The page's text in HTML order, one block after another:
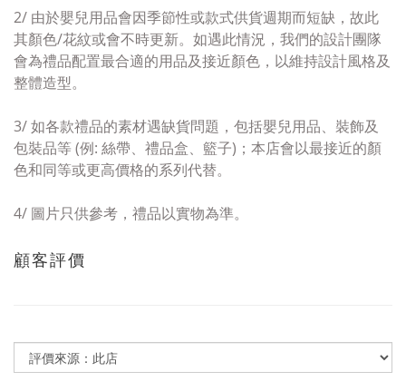
2/ 由於嬰兒用品會因季節性或款式供貨週期而短缺 ，故此
其顏色/花紋或會不時更新。 如遇此情況， 我們的設計團隊
會為禮品配置最合適的用品及接近顏色，以維持設計風格及
整體造型。
3/如各款禮品的素材遇缺貨問題 ，包括嬰兒用品、 裝飾及
包裝品等 (例: 絲帶、禮品盒、籃子)； 本店會以最接近的顏
色和同等或更高價格的系列代替。
4/ 圖片只供參考，禮品以實物為準。
顧客評價